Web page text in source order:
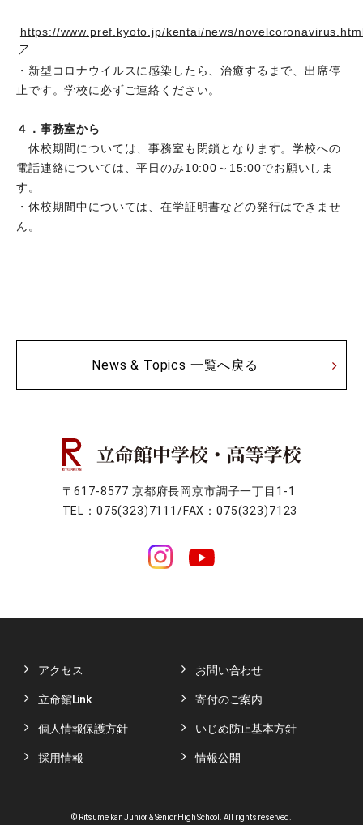
https://www.pref.kyoto.jp/kentai/news/
・新型コロナウイルスに感染したら、治癒するまで、出席停
止です。学校に必ずご連絡ください。
４．事務室から
休校期間については、事務室も閉鎖となります。学校への
電話連絡については、平日のみ10:00～15:00でお願いしま
す。
・休校期間中については、在学証明書などの発行はできませ
ん。
News & Topics 一覧へ戻る
〒617-8577 京都府長岡京市調子一丁目1-1
TEL：075(323)7111/FAX：075(323)7123
アクセス お問い合わせ
立命館Link 寄付のご案内
個人情報保護方針 いじめ防止基本方針
採用情報 情報公開
© Ritsumeikan Junior & Senior High School. All rights reserved.